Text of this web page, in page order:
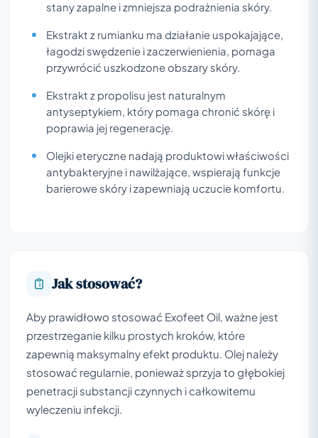
stany zapalne i zmniejsza podrażnienia skóry.
Ekstrakt z rumianku ma działanie uspokajające,
łagodzi swędzenie i zaczerwienienia, pomaga
przywrócić uszkodzone obszary skóry.
Ekstrakt z propolisu jest naturalnym
antyseptykiem, który pomaga chronić skórę i
poprawia jej regenerację.
Olejki eteryczne nadają produktowi właściwości
antybakteryjne i nawilżające, wspierają funkcje
barierowe skóry i zapewniają uczucie komfortu.
Jak stosować?
Aby prawidłowo stosować Exofeet Oil, ważne jest
przestrzeganie kilku prostych kroków, które
zapewnią maksymalny efekt produktu. Olej należy
stosować regularnie, ponieważ sprzyja to głębokiej
penetracji substancji czynnych i całkowitemu
wyleczeniu infekcji.